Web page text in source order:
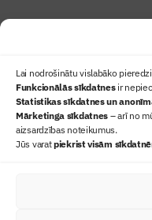
Lai nodrošinātu vislabāko
Funkcionālās sīkdatnesir
Statistikas sīkdatnes un
Mārketinga sīkdatnes – arī no
aizsardzības noteikumus.
Jūs varatpiekrist visām